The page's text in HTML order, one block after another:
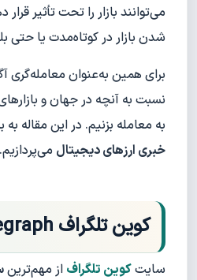
می‌توانند بازار را تحت تأثیر
شدن بازار در کوتاه‌مدت یا حتی
برای همین به‌عنوان معامله‌گری
نسبت به آنچه در جهان و
به معامله بزنیم. در این مقاله
خبری ارزهای دیجیتال می‌پردازیم.
کوین تلگراف cointelegraph
سایتکوین تلگراف از مهم‌ترین